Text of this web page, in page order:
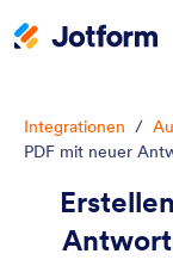
Integrationen /
PDF mit neuer